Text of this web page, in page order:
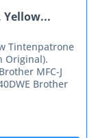
Yellow...
Tintenpatrone
Original).
MFC-J
Brother